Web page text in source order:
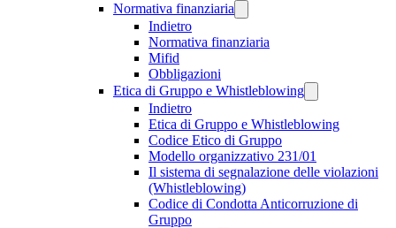
Normativa finanziaria
Indietro
Normativa finanziaria
Mifid
Obbligazioni
Etica di Gruppo e Whistleblowing
Indietro
Etica di Gruppo e Whistleblowing
Codice Etico di Gruppo
Modello organizzativo 231/01
Il sistema di segnalazione delle violazioni
(Whistleblowing)
Codice di Condotta Anticorruzione di
Gruppo